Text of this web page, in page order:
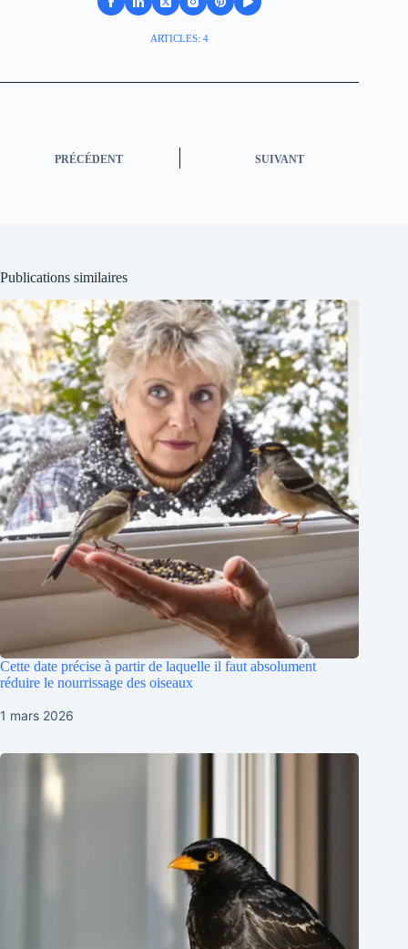
ARTICLES: 4
PRÉCÉDENT SUIVANT
Publications similaires
Cette date précise à partir de laquelle il faut absolument
réduire le nourrissage des oiseaux
1 mars 2026